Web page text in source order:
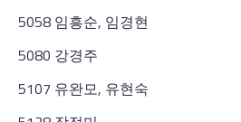
5058 임흥순, 임경현
5080 강경주
5107 유완모, 유현숙